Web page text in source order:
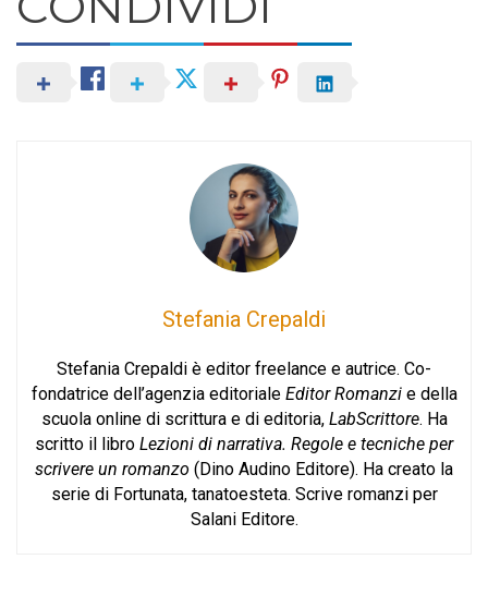
Stefania Crepaldi
Stefania Crepaldi è editor freelance e autrice. Co-
fondatrice dell’agenzia editoriale Editor Romanzie della
scuola online di scrittura e di editoria, LabScrittore. Ha
scritto il libro Lezioni di narrativa. Regole e tecniche per
scrivere un romanzo (Dino Audino Editore). Ha creato la
serie di Fortunata, tanatoesteta. Scrive romanzi per
Salani Editore.